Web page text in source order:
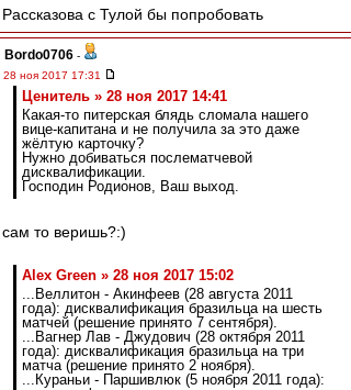
Рассказова с Тулой бы попробовать
Bordo0706 -
28 ноя 2017 17:31
Ценитель » 28 ноя 2017 14:41
Какая-то питерская блядь сломала нашего
вице-капитана и не получила за это даже
жёлтую карточку?
Нужно добиваться послематчевой
дисквалификации.
Господин Родионов, Ваш выход.
сам то веришь?:)
Alex Green » 28 ноя 2017 15:02
...Веллитон - Акинфеев (28 августа 2011
года): дисквалификация бразильца на шесть
матчей (решение принято 7 сентября).
...Вагнер Лав - Джудович (28 октября 2011
года): дисквалификация бразильца на три
матча (решение принято 2 ноября).
...Кураньи - Паршивлюк (5 ноября 2011 года):